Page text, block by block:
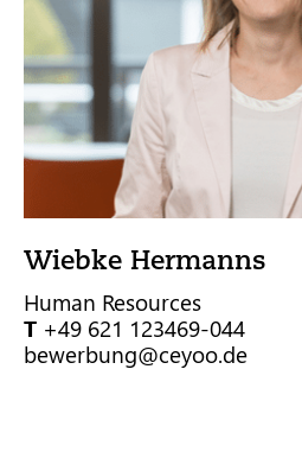
Wiebke Hermanns
Human Resources
T +49 621 123469-044
bewerbung@ceyoo.de